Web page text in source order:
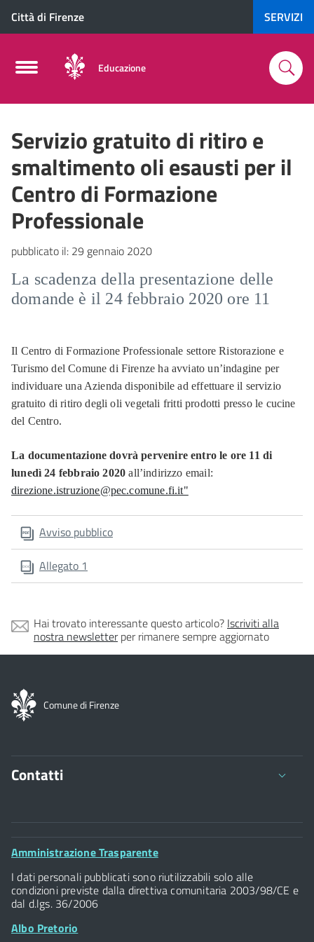
Città di Firenze SERVIZI
Educazione
Servizio gratuito di ritiro e
smaltimento oli esausti per il
Centro di Formazione
Professionale
pubblicato il: 29 gennaio 2020
La scadenza della presentazione delle
domande è il 24 febbraio 2020 ore 11
Il Centro di Formazione Professionale settore Ristorazione e
Turismo del Comune di Firenze ha avviato un’indagine per
individuare una Azienda disponibile ad effettuare il servizio
gratuito di ritiro degli oli vegetali fritti prodotti presso le cucine
del Centro.
La documentazione dovrà pervenire entro le ore 11 di
lunedì 24 febbraio 2020all’indirizzo email:
direzione.istruzione@pec.comune.fi.it"
Avviso pubblico
Allegato 1
Hai trovato interessante questo articolo? Iscriviti alla
nostra newsletterper rimanere sempre aggiornato
Comune di Firenze
Contatti
Comune di Firenze
Palazzo Vecchio
Piazza della Signoria - 50122, Firenze
P.IVA 01307110484
Footer
Amministrazione Trasparente
I dati personali pubblicati sono riutilizzabili solo alle
condizioni previste dalla direttiva comunitaria 2003/98/CE e
dal d.lgs. 36/2006
Albo Pretorio